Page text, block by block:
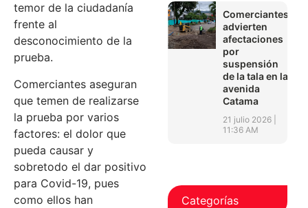
temor de la ciudadanía
frente al
desconocimiento de la
prueba.
Comerciantes aseguran
que temen de realizarse
la prueba por varios
factores: el dolor que
pueda causar y
sobretodo el dar positivo
para Covid-19, pues
como ellos han
Comerciantes
advierten
afectaciones
por
suspensión
de la tala en la
avenida
Catama
21 julio 2026
11:36 AM
Categorías